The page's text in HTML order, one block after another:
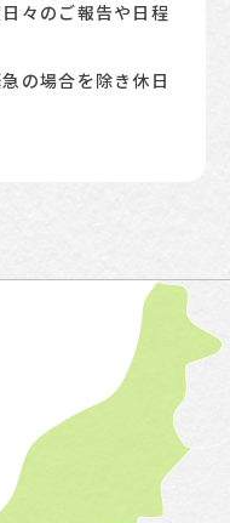
々のご報告や日程
の場合を除き休日